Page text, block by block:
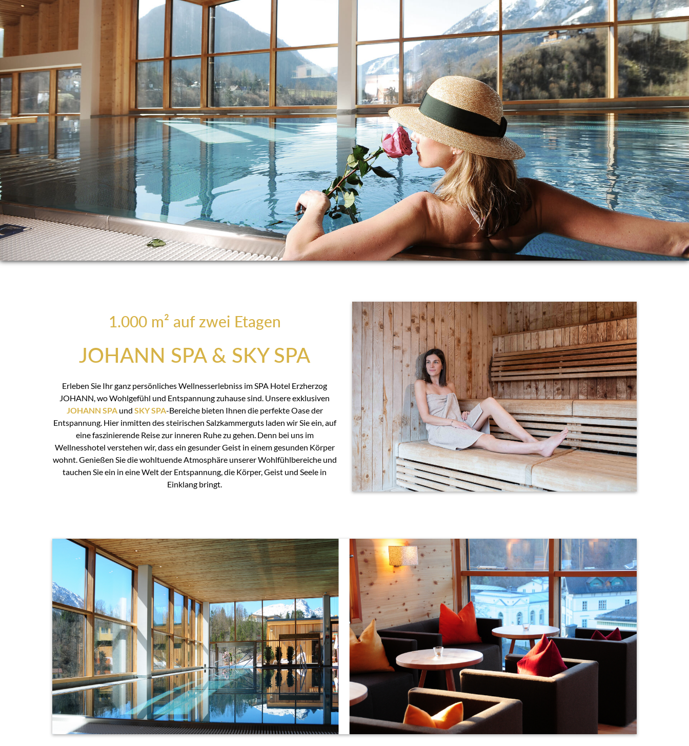
1.000 m² auf zwei Etagen
JOHANN SPA & SKY SPA
Erleben Sie Ihr ganz persönliches Wellnesserlebniss im SPA Hotel Erzherzog
JOHANN, wo Wohlgefühl und Entspannung zuhause sind. Unsere exklusiven
JOHANN SPAund SKY SPA-Bereiche bieten Ihnen die perfekte Oase der
Entspannung. Hier inmitten des steirischen Salzkammerguts laden wir Sie ein, auf
eine faszinierende Reise zur inneren Ruhe zu gehen. Denn bei uns im
Wellnesshotel verstehen wir, dass ein gesunder Geist in einem gesunden Körper
wohnt. Genießen Sie die wohltuende Atmosphäre unserer Wohlfühlbereiche und
tauchen Sie ein in eine Welt der Entspannung, die Körper, Geist und Seele in
Einklang bringt.